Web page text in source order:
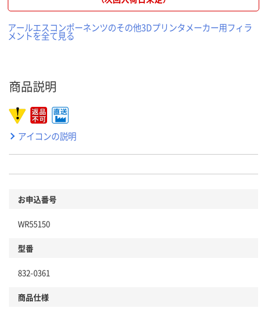
アールエスコンポーネンツのその他3Dプリンタメーカー用フィラ
メントを全て見る
商品説明
アイコンの説明
お申込番号
WR55150
型番
832-0361
商品仕様